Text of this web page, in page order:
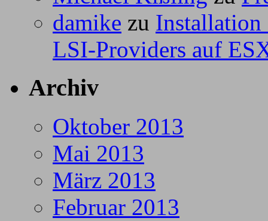
damike zu Installation
LSI-Providers auf
Archiv
Oktober 2013
Mai 2013
März 2013
Februar 2013